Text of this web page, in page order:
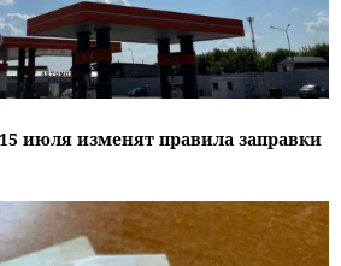
июля изменят правила заправки